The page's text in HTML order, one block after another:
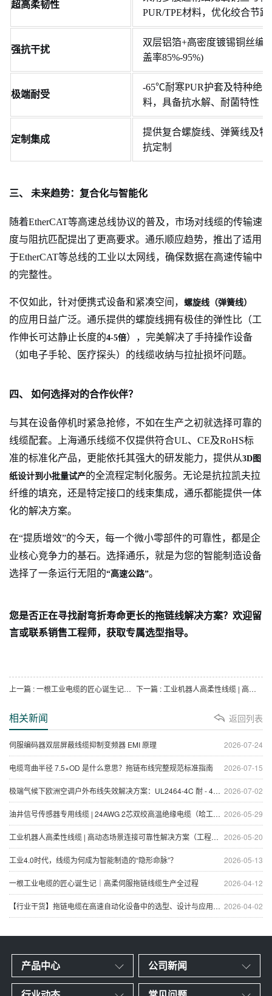
超高柔韧性
PUR/TPE材料，优化绞合节距
强抗干扰
双层铝箔+高密度镀锡铜丝编
盖率85%-95%)
极端耐受
-65℃耐寒PUR护套及特种绝
料，具备抗水解、耐菌特性
定制集成
提供复合螺旋线、弹簧线及特
抗定制
三、 未来趋势：复合化与智能化
随着EtherCAT等高速总线协议的普及，市场对线缆的传输速
度与阻抗匹配提出了更高要求。通乐顺应趋势，推出了适用
于EtherCAT等总线的工业以太网线，确保数据在高速传输中
的完整性。
不仅如此，针对便携式设备和紧凑空间， 螺旋线（弹簧线）
的应用日益广泛。通乐提供的螺旋线拥有极佳的弹性比（工
作伸长可达静止长度的4-5倍），完美解决了手持操作设备
（如电子手轮、医疗探头）的线缆收纳与拉扯损坏问题。
四、 如何选择对的合作伙伴？
与其在设备停机时紧急抢修，不如在生产之初就选择可靠的
线缆配套。上海通乐线缆不仅提供符合UL、CE及RoHS标
准的标准化产品，更能依托其强大的研发能力，提供从3D图
纸设计到小批量试产的全流程定制化服务。无论是抗拉凯夫拉
纤维的填充，还是特定接口的线束集成，通乐都能提供一体
化的解决方案。
在“提质增效”的今天，每一个微小零部件的可靠性，都是企
业核心竞争力的基石。选择通乐，就是为您的智能制造设备
选择了一条运行无阻的“高速公路”。
您是否正在寻找耐弯折寿命更长的拖链线解决方案？欢迎留
言或联系销售工程师，获取专属选型指导。
上一篇 : 一根工业电缆的匠心诞生记｜高柔伺服拖链线缆生产全过程 下一篇 : 工业机器人高柔性线缆 | 高动态场景连接可靠性解决方案（工程师专用）
返回列表
相关新闻
2026-07-24
伺服编码器双层屏蔽线缆抑制变频器 EMI 原理
2026-07-15
电缆弯曲半径 7.5×OD 是什么意思？拖链布线完整规范标准指南
2026-07-02
极端气候下欧洲空调户外布线失效解决方案：UL2464-4C 耐 - 40℃抗 UV 线缆技术解析
2026-05-29
油井信号传感器专用线缆 | 24AWG 2芯双绞高温绝缘电缆（哈工大联合科研成果）
2026-05-20
工业机器人高柔性线缆 | 高动态场景连接可靠性解决方案（工程师专用）
2026-05-13
工业4.0时代，线缆为何成为智能制造的“隐形命脉”？
2026-04-12
一根工业电缆的匠心诞生记｜高柔伺服拖链线缆生产全过程
2026-04-02
【行业干货】拖链电缆在高速自动化设备中的选型、设计与应用全解析
产品中心 公司新闻